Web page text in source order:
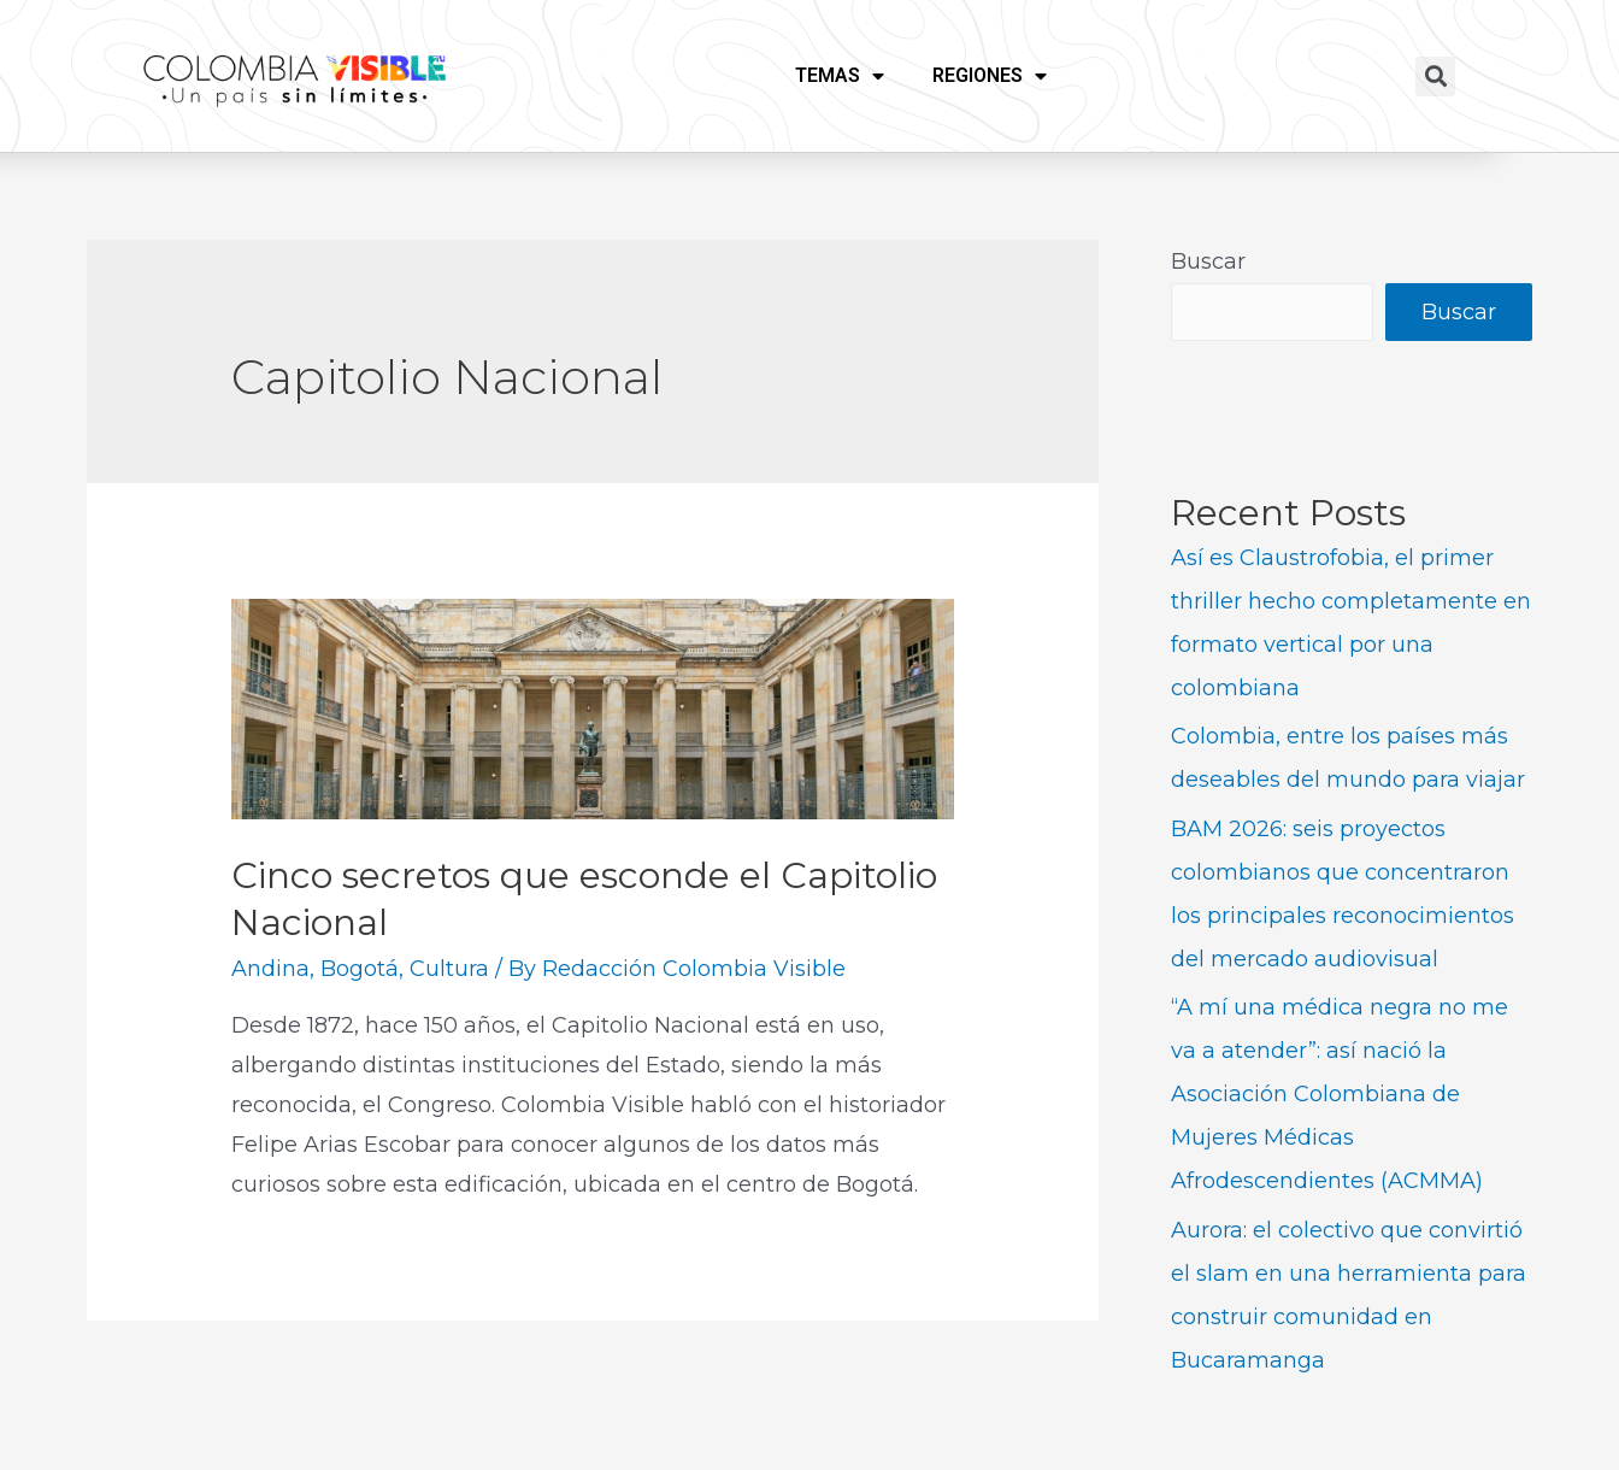
TEMAS REGIONES
Capitolio Nacional
Cinco secretos que esconde el Capitolio
Nacional
Andina, Bogotá,Cultura / By Redacción Colombia Visible
Desde 1872, hace 150 años, el Capitolio Nacional está en uso,
albergando distintas instituciones del Estado, siendo la más
reconocida, el Congreso. Colombia Visible habló con el historiador
Felipe Arias Escobar para conocer algunos de los datos más
curiosos sobre esta edificación, ubicada en el centro de Bogotá.
Buscar
Buscar
Recent Posts
Así es Claustrofobia, el primer
thriller hecho completamente en
formato vertical por una
colombiana
Colombia, entre los países más
deseables del mundo para viajar
BAM 2026: seis proyectos
colombianos que concentraron
los principales reconocimientos
del mercado audiovisual
“A mí una médica negra no me
va a atender”: así nació la
Asociación Colombiana de
Mujeres Médicas
Afrodescendientes (ACMMA)
Aurora: el colectivo que convirtió
el slam en una herramienta para
construir comunidad en
Bucaramanga